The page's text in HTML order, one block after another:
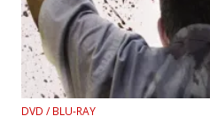
DVD / BLU-RAY